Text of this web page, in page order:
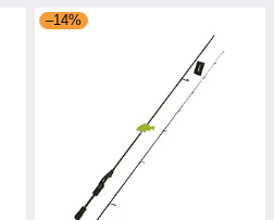
–14%